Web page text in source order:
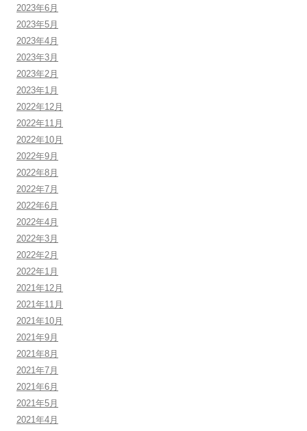
2023年6月
2023年5月
2023年4月
2023年3月
2023年2月
2023年1月
2022年12月
2022年11月
2022年10月
2022年9月
2022年8月
2022年7月
2022年6月
2022年4月
2022年3月
2022年2月
2022年1月
2021年12月
2021年11月
2021年10月
2021年9月
2021年8月
2021年7月
2021年6月
2021年5月
2021年4月